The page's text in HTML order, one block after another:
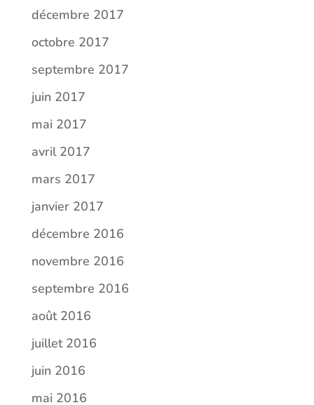
décembre 2017
octobre 2017
septembre 2017
juin 2017
mai 2017
avril 2017
mars 2017
janvier 2017
décembre 2016
novembre 2016
septembre 2016
août 2016
juillet 2016
juin 2016
mai 2016